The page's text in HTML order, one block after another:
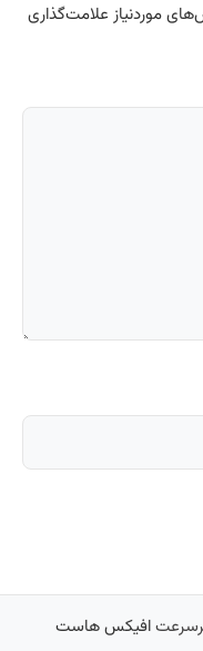
موردنیاز علامت‌گذاری
افیکس هاست